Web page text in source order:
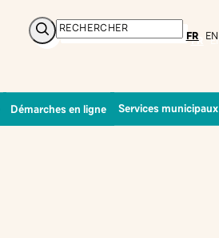
Rechercher FR EN
Démarches en ligne Services municipaux